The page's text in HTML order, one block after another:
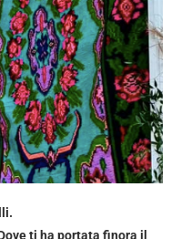
ti ha portata finora il